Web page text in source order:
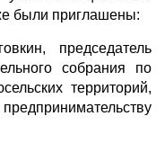
были приглашены:
председатель
собрания по
территорий,